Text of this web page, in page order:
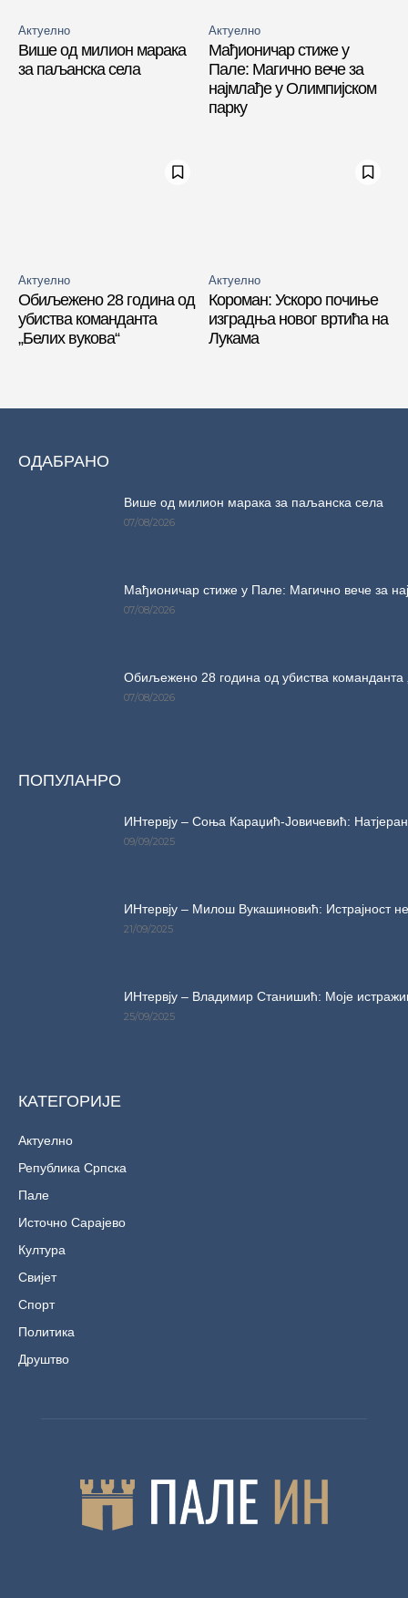
Актуелно
Више од милион марака
за паљанска села
Актуелно
Мађионичар стиже у
Пале: Магично вече за
најмлађе у Олимпијском
парку
Актуелно
Обиљежено 28 година од
убиства команданта
„Белих вукова“
Актуелно
Короман: Ускоро почиње
изградња новог вртића на
Лукама
ОДАБРАНО
Више од милион марака за паљанска села
07/08/2026
Мађионичар стиже у Пале: Магично вече за
07/08/2026
Обиљежено 28 година од убиства команданта
07/08/2026
ПОПУЛАНРО
ИНтервју – Соња Караџић-Јовичевић:
09/09/2025
ИНтервју – Милош Вукашиновић: Истрајност
21/09/2025
ИНтервју – Владимир Станишић: Моје
25/09/2025
КАТЕГОРИЈЕ
Актуелно
Република Српска
Пале
Источно Сарајево
Култура
Свијет
Спорт
Политика
Друштво